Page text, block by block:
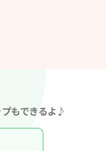
プもできるよ♪